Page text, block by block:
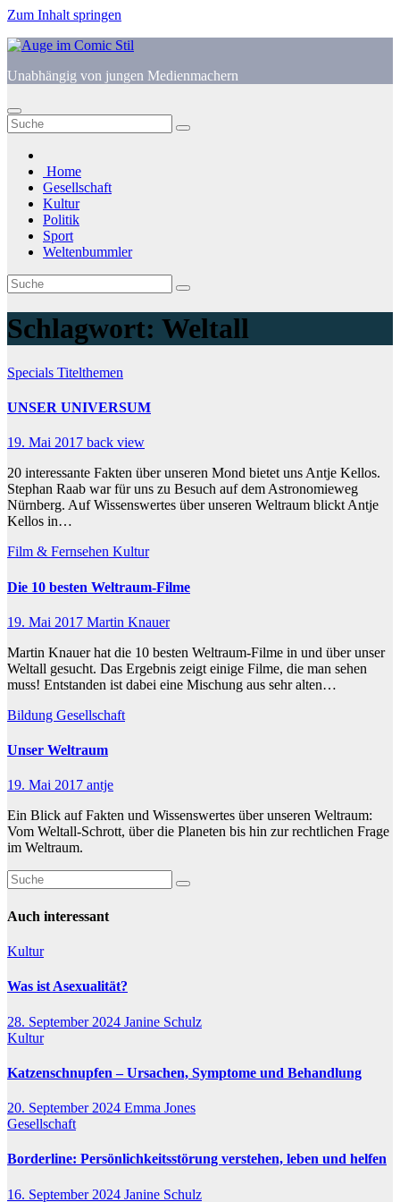
Zum Inhalt springen
Unabhängig von jungen Medienmachern
Home
Gesellschaft
Kultur
Politik
Sport
Weltenbummler
Schlagwort: Weltall
Specials Titelthemen
UNSER UNIVERSUM
19. Mai 2017 back view
20 interessante Fakten über unseren Mond bietet uns Antje Kellos.
Stephan Raab war für uns zu Besuch auf dem Astronomieweg
Nürnberg. Auf Wissenswertes über unseren Weltraum blickt Antje
Kellos in…
Film & Fernsehen Kultur
Die 10 besten Weltraum-Filme
19. Mai 2017 Martin Knauer
Martin Knauer hat die 10 besten Weltraum-Filme in und über unser
Weltall gesucht. Das Ergebnis zeigt einige Filme, die man sehen
muss! Entstanden ist dabei eine Mischung aus sehr alten…
Bildung Gesellschaft
Unser Weltraum
19. Mai 2017 antje
Ein Blick auf Fakten und Wissenswertes über unseren Weltraum:
Vom Weltall-Schrott, über die Planeten bis hin zur rechtlichen Frage
im Weltraum.
Auch interessant
Kultur
Was ist Asexualität?
28. September 2024 Janine Schulz
Kultur
Katzenschnupfen – Ursachen, Symptome und Behandlung
20. September 2024 Emma Jones
Gesellschaft
Borderline: Persönlichkeitsstörung verstehen, leben und helfen
16. September 2024 Janine Schulz